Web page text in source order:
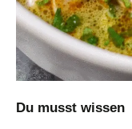
Du musst wissen